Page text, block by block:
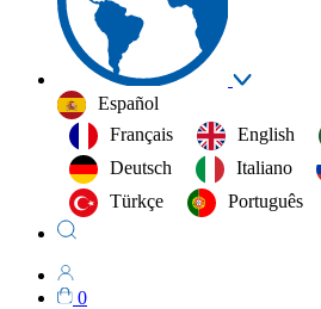
Español
Français
English
Deutsch
Italiano
Türkçe
Português
0